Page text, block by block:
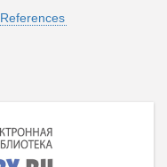
References